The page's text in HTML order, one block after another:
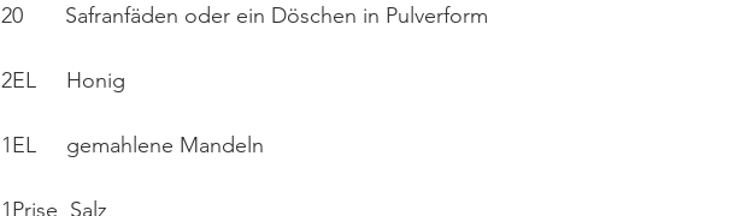
20       Safranfäden oder ein Döschen in Pulverform
2EL     Honig
1EL     gemahlene Mandeln
1Prise  Salz